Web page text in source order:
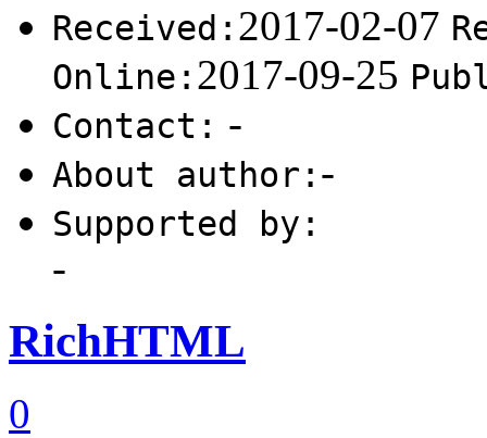
Received: 2017-02-07
Online: 2017-09-25
Contact: -
About author: -
Supported by:
-
RichHTML
0